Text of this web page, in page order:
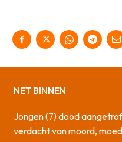
NET BINNEN
Jongen (7) dood
verdacht van moord,